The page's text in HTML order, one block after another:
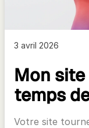
3 avril 2026
Mon
temps
Votre site